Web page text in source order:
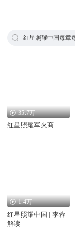
红星照耀中国每章
35.7万
红星照耀军火商
1.4万
红星照耀中国 | 李蓉
解读